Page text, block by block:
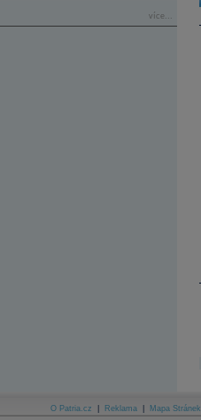
více...
O Patria.cz Reklama Mapa Stránek